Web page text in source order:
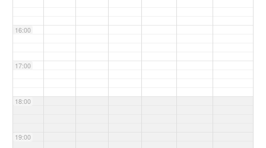
16:00
17:00
18:00
19:00